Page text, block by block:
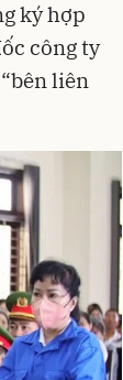
ký hợp
công ty
liên